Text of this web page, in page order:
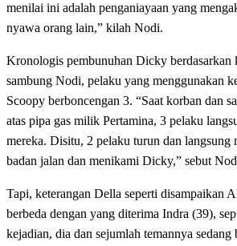
menilai ini adalah penganiayaan yang
nyawa orang lain,” kilah Nodi.
Kronologis pembunuhan Dicky berdasarkan
sambung Nodi, pelaku yang menggunakan
Scoopy berboncengan 3. “Saat korban dan
atas pipa gas milik Pertamina, 3 pelaku
mereka. Disitu, 2 pelaku turun dan
badan jalan dan menikami Dicky,” sebut
Tapi, keterangan Della seperti disampaikan
berbeda dengan yang diterima Indra (39),
kejadian, dia dan sejumlah temannya sedang